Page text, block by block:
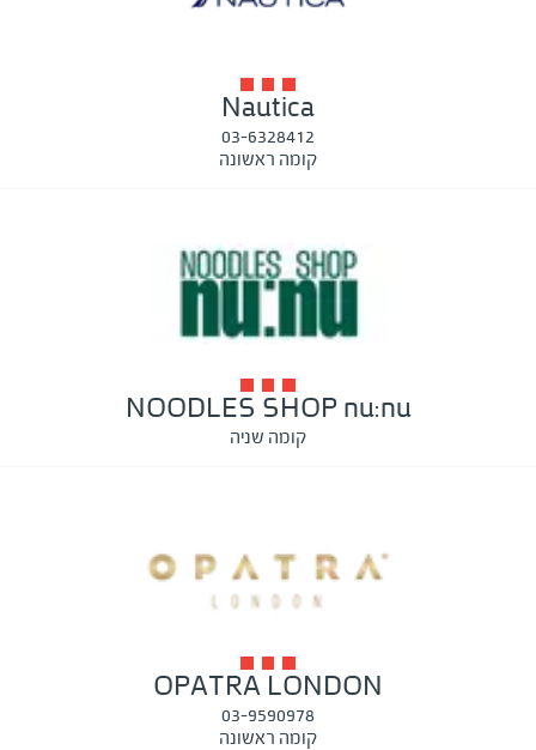
Nautica
03-6328412
קומה ראשונה
NOODLES SHOP nu:nu
קומה שניה
OPATRA LONDON
03-9590978
קומה ראשונה